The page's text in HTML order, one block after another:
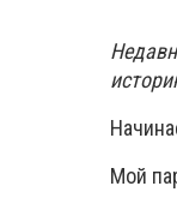
Мой